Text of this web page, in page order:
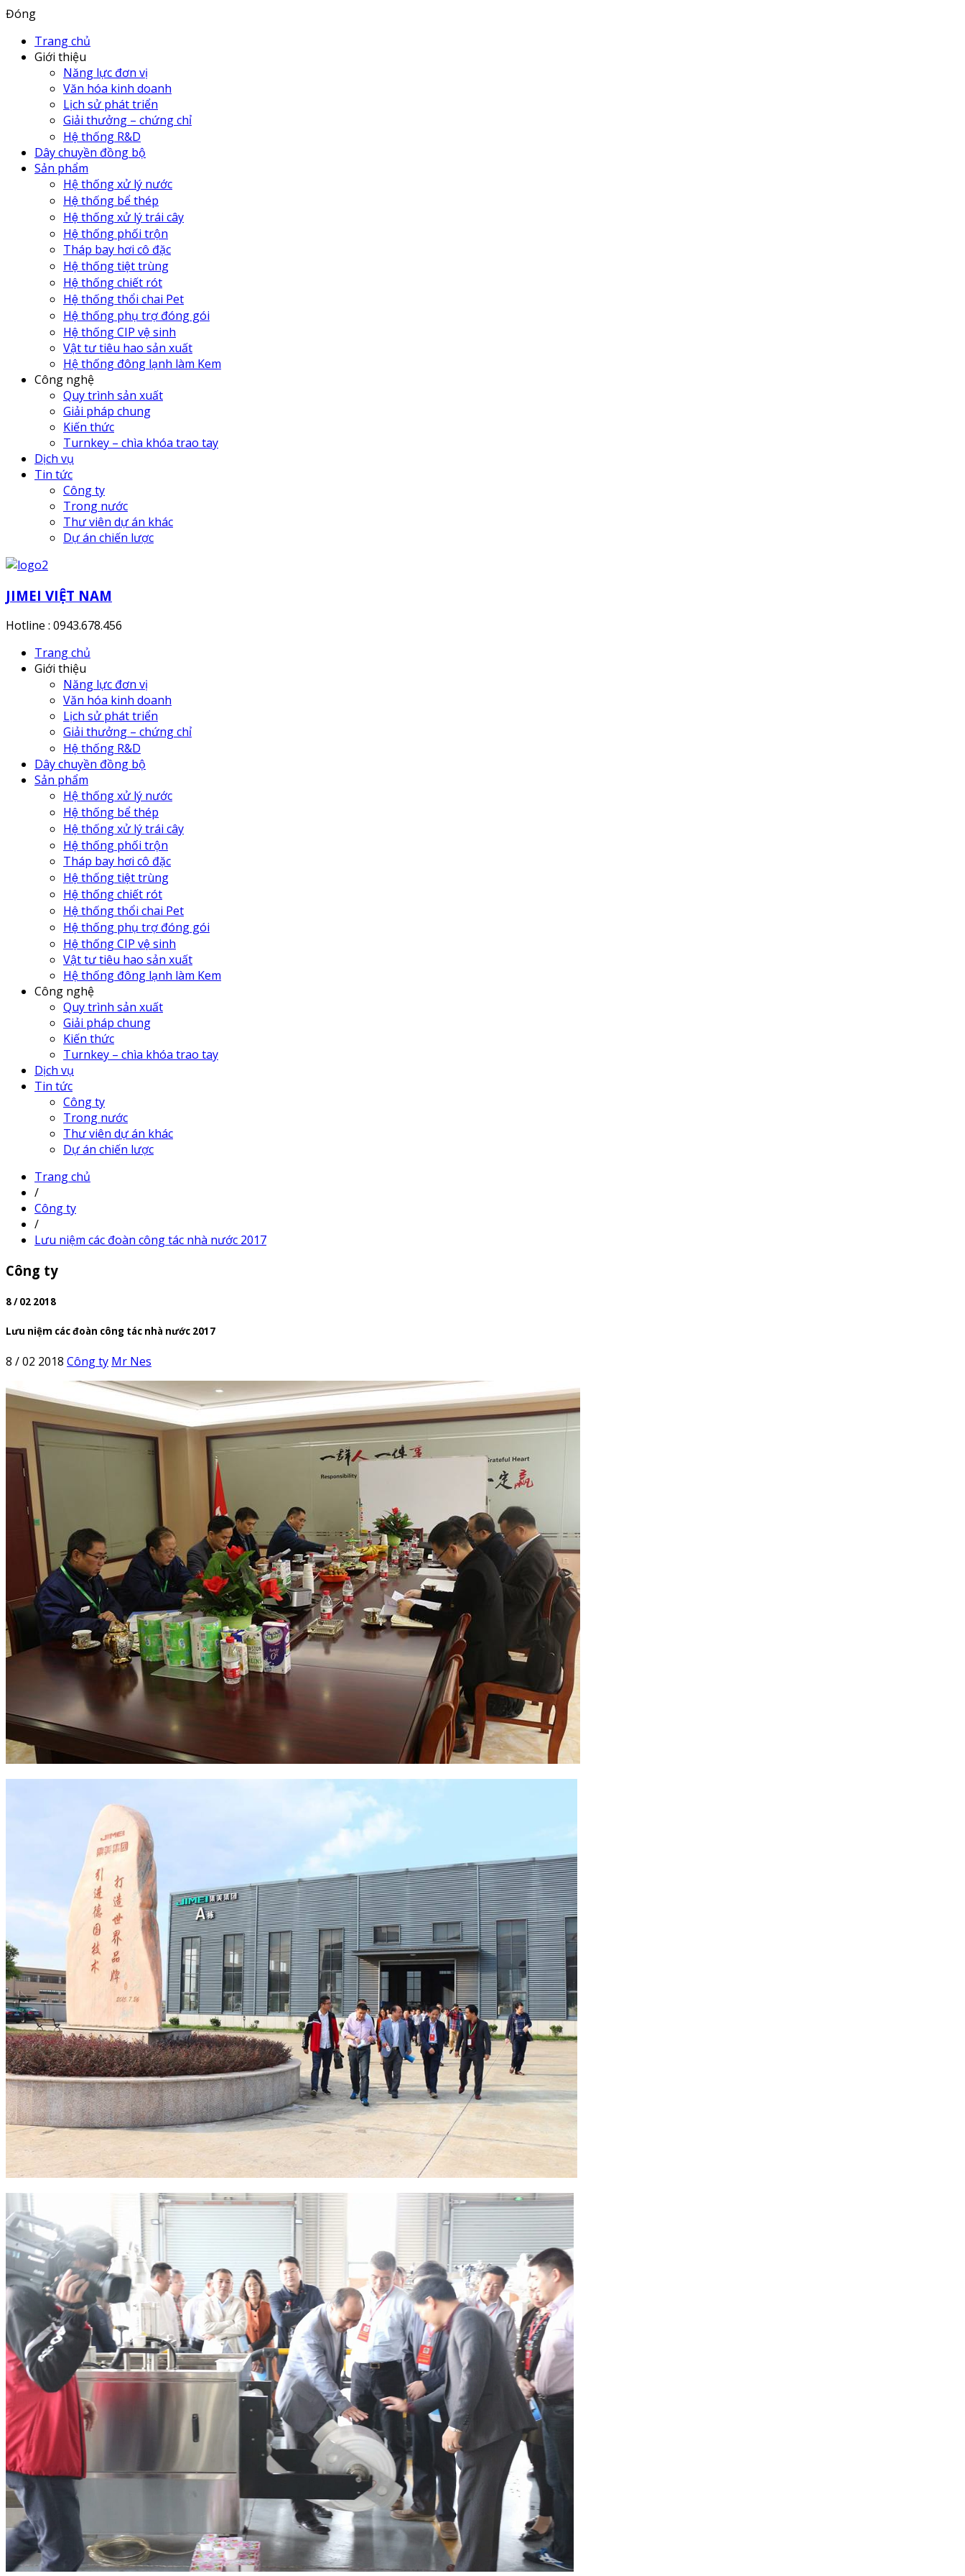
Đóng
Trang chủ
Giới thiệu
Năng lực đơn vị
Văn hóa kinh doanh
Lịch sử phát triển
Giải thưởng – chứng chỉ
Hệ thống R&D
Dây chuyền đồng bộ
Sản phẩm
Hệ thống xử lý nước
Hệ thống bể thép
Hệ thống xử lý trái cây
Hệ thống phối trộn
Tháp bay hơi cô đặc
Hệ thống tiệt trùng
Hệ thống chiết rót
Hệ thống thổi chai Pet
Hệ thống phụ trợ đóng gói
Hệ thống CIP vệ sinh
Vật tư tiêu hao sản xuất
Hệ thống đông lạnh làm Kem
Công nghệ
Quy trình sản xuất
Giải pháp chung
Kiến thức
Turnkey – chìa khóa trao tay
Dịch vụ
Tin tức
Công ty
Trong nước
Thư viên dự án khác
Dự án chiến lược
JIMEI VIỆT NAM
Hotline : 0943.678.456
Trang chủ
Giới thiệu
Năng lực đơn vị
Văn hóa kinh doanh
Lịch sử phát triển
Giải thưởng – chứng chỉ
Hệ thống R&D
Dây chuyền đồng bộ
Sản phẩm
Hệ thống xử lý nước
Hệ thống bể thép
Hệ thống xử lý trái cây
Hệ thống phối trộn
Tháp bay hơi cô đặc
Hệ thống tiệt trùng
Hệ thống chiết rót
Hệ thống thổi chai Pet
Hệ thống phụ trợ đóng gói
Hệ thống CIP vệ sinh
Vật tư tiêu hao sản xuất
Hệ thống đông lạnh làm Kem
Công nghệ
Quy trình sản xuất
Giải pháp chung
Kiến thức
Turnkey – chìa khóa trao tay
Dịch vụ
Tin tức
Công ty
Trong nước
Thư viên dự án khác
Dự án chiến lược
Trang chủ
/
Công ty
/
Lưu niệm các đoàn công tác nhà nước 2017
Công ty
8 / 02 2018
Lưu niệm các đoàn công tác nhà nước 2017
8 / 02 2018 Công ty Mr Nes